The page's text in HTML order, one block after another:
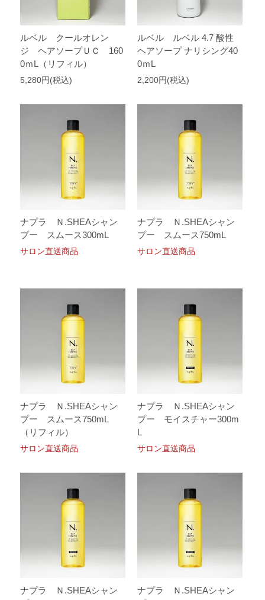
ルベル クールオレン
ジ ヘアソープＵＣ 160
0ｍL（リフィル）
5,280円(税込)
ルベル ルベル 4.7 酸性
ヘアソープ ナリシング40
0ｍL
2,200円(税込)
ナプラ Ｎ.SHEAシャン
プー スムース300mL
サロン直送商品
ナプラ Ｎ.SHEAシャン
プー スムース750mL
サロン直送商品
ナプラ Ｎ.SHEAシャン
プー スムース750mL
（リフィル）
サロン直送商品
ナプラ Ｎ.SHEAシャン
プー モイスチャー300m
L
サロン直送商品
ナプラ Ｎ.SHEAシャン
ナプラ Ｎ.SHEAシャン